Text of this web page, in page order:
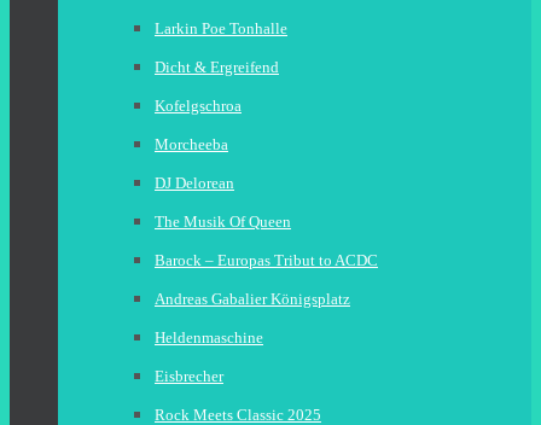
Larkin Poe Tonhalle
Dicht & Ergreifend
Kofelgschroa
Morcheeba
DJ Delorean
The Musik Of Queen
Barock – Europas Tribut to ACDC
Andreas Gabalier Königsplatz
Heldenmaschine
Eisbrecher
Rock Meets Classic 2025